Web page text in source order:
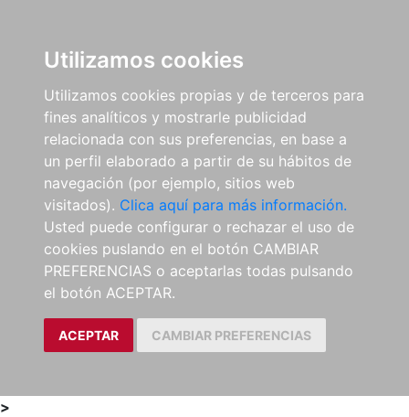
Utilizamos cookies
Utilizamos cookies propias y de terceros para
fines analíticos y mostrarle publicidad
relacionada con sus preferencias, en base a
un perfil elaborado a partir de su hábitos de
navegación (por ejemplo, sitios web
visitados). Clica aquí para más información.
Usted puede configurar o rechazar el uso de
cookies puslando en el botón CAMBIAR
PREFERENCIAS o aceptarlas todas pulsando
el botón ACEPTAR.
ACEPTAR CAMBIAR PREFERENCIAS
>